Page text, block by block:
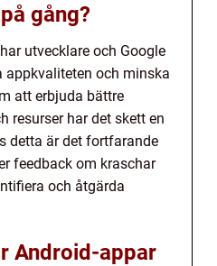
gång?
utvecklare och Google
och minska
att erbjuda bättre
resurser har det skett en
detta är det fortfarande
feedback om kraschar
och åtgärda
Android-appar